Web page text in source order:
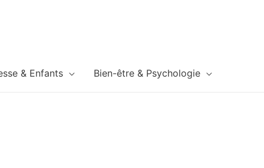
& Enfants Bien-être & Psychologie